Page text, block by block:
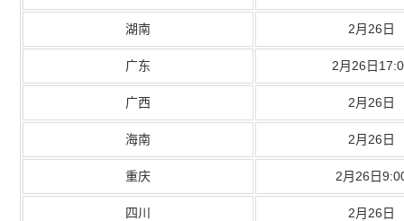
湖南 2月26日
广东 2月26日
广西 2月26日
海南 2月26日
重庆 2月26日
四川 2月26日